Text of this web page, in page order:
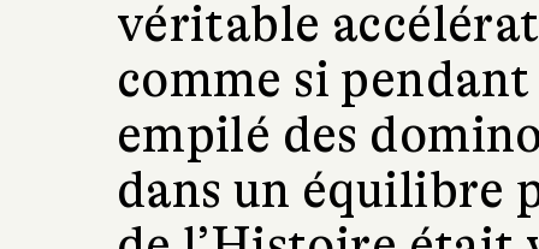
véritable
comme si
empilé des
dans un équilibre